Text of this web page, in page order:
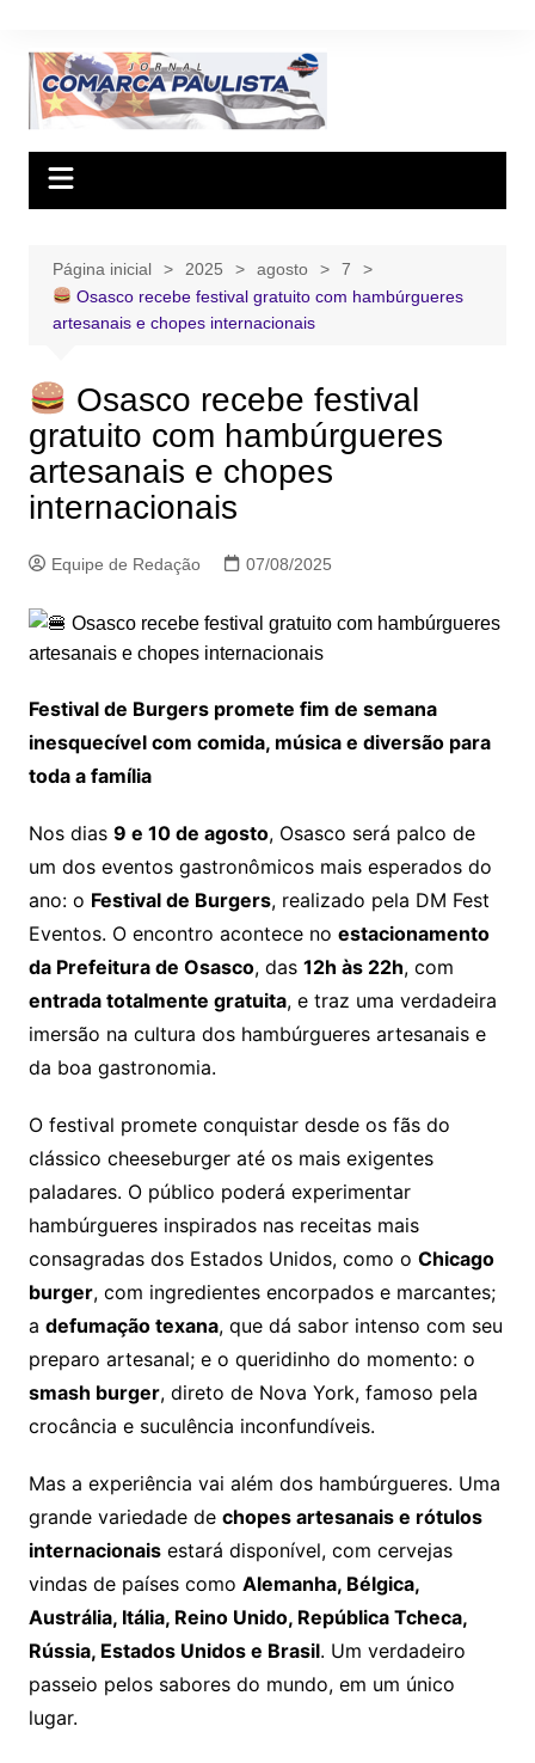
conteúdo
Página inicial 2025 agosto
7
Osasco recebe festival gratuito com hambúrgueres
artesanais e chopes internacionais
Osasco recebe festival
gratuito com hambúrgueres
artesanais e chopes
internacionais
Equipe de Redação 07/08/2025
Festival de Burgers promete fim de semana
inesquecível com comida, música e diversão para
toda a família
Nos dias 9 e 10 de agosto, Osasco será palco de
um dos eventos gastronômicos mais esperados do
ano: o Festival de Burgers, realizado pela DM Fest
Eventos. O encontro acontece no estacionamento
da Prefeitura de Osasco, das 12h às 22h, com
entrada totalmente gratuita, e traz uma verdadeira
imersão na cultura dos hambúrgueres artesanais e
da boa gastronomia.
O festival promete conquistar desde os fãs do
clássico cheeseburger até os mais exigentes
paladares. O público poderá experimentar
hambúrgueres inspirados nas receitas mais
consagradas dos Estados Unidos, como o Chicago
burger, com ingredientes encorpados e marcantes;
a defumação texana, que dá sabor intenso com seu
preparo artesanal; e o queridinho do momento: o
smash burger, direto de Nova York, famoso pela
crocância e suculência inconfundíveis.
Mas a experiência vai além dos hambúrgueres. Uma
grande variedade de chopes artesanais e rótulos
internacionaisestará disponível, com cervejas
vindas de países como Alemanha, Bélgica,
Austrália, Itália, Reino Unido, República Tcheca,
Rússia, Estados Unidos e Brasil. Um verdadeiro
passeio pelos sabores do mundo, em um único
lugar.